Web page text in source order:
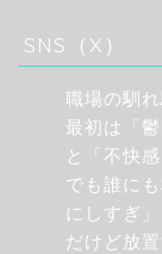
SNS（X）
職場の馴
最初は「
と「不快
でも誰に
にしすぎ
だけど放